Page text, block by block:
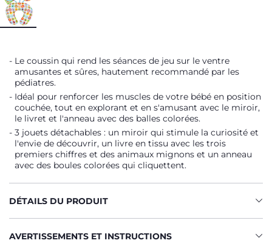
Le coussin qui rend les séances de jeu sur le ventre
amusantes et sûres, hautement recommandé par les
pédiatres.
Idéal pour renforcer les muscles de votre bébé en position
couchée, tout en explorant et en s'amusant avec le miroir,
le livret et l'anneau avec des balles colorées.
3 jouets détachables : un miroir qui stimule la curiosité et
l'envie de découvrir, un livre en tissu avec les trois
premiers chiffres et des animaux mignons et un anneau
avec des boules colorées qui cliquettent.
DÉTAILS DU PRODUIT
AVERTISSEMENTS ET INSTRUCTIONS